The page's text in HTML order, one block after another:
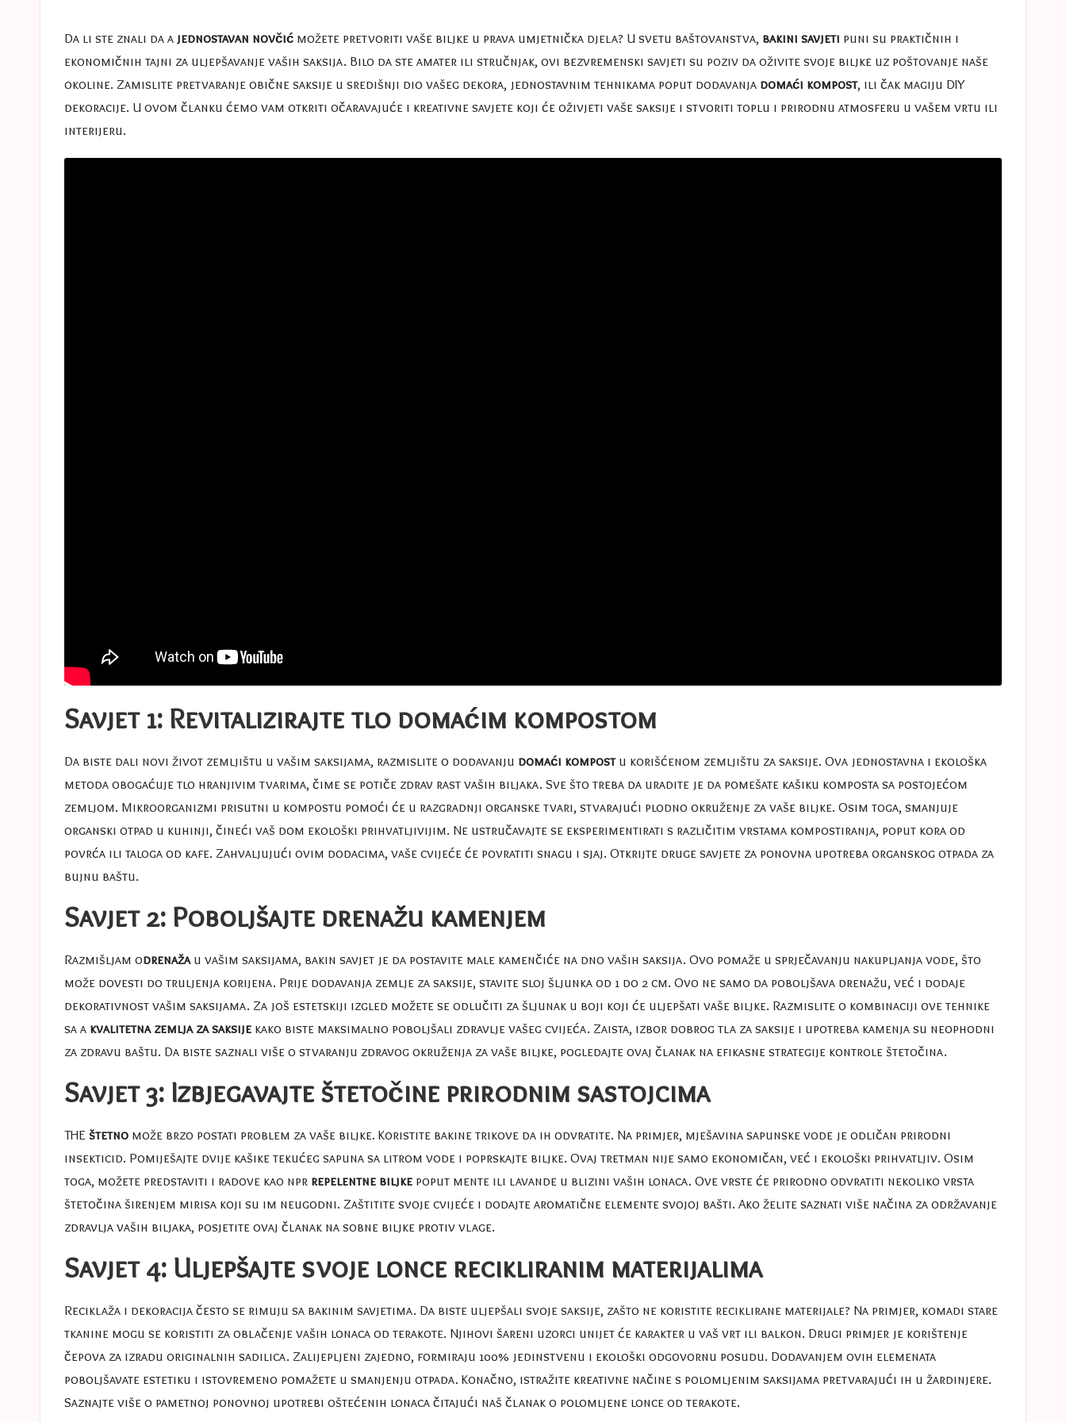
s
a
s
t
Da li ste znali da a jednostavan novčić možete pretvoriti vaše biljke u prava umjetnička djela? U svetu baštovanstva, bakini savjeti puni su praktičnih i
ekonomičnih tajni za uljepšavanje vaših saksija. Bilo da ste amater ili stručnjak, ovi bezvremenski savjeti su poziv da oživite svoje biljke uz poštovanje naše
okoline. Zamislite pretvaranje obične saksije u središnji dio vašeg dekora, jednostavnim tehnikama poput dodavanja domaći kompost, ili čak magiju DIY
dekoracije. U ovom članku ćemo vam otkriti očaravajuće i kreativne savjete koji će oživjeti vaše saksije i stvoriti toplu i prirodnu atmosferu u vašem vrtu ili
interijeru.
Savjet 1: Revitalizirajte tlo domaćim kompostom
Da biste dali novi život zemljištu u vašim saksijama, razmislite o dodavanju domaći kompostu korišćenom zemljištu za saksije. Ova jednostavna i ekološka
metoda obogaćuje tlo hranjivim tvarima, čime se potiče zdrav rast vaših biljaka. Sve što treba da uradite je da pomešate kašiku komposta sa postojećom
zemljom. Mikroorganizmi prisutni u kompostu pomoći će u razgradnji organske tvari, stvarajući plodno okruženje za vaše biljke. Osim toga, smanjuje
organski otpad u kuhinji, čineći vaš dom ekološki prihvatljivijim. Ne ustručavajte se eksperimentirati s različitim vrstama kompostiranja, poput kora od
povrća ili taloga od kafe. Zahvaljujući ovim dodacima, vaše cvijeće će povratiti snagu i sjaj. Otkrijte druge savjete za ponovna upotreba organskog otpada za
bujnu baštu.
Savjet 2: Poboljšajte drenažu kamenjem
Razmišljam odrenažau vašim saksijama, bakin savjet je da postavite male kamenčiće na dno vaših saksija. Ovo pomaže u sprječavanju nakupljanja vode, što
može dovesti do truljenja korijena. Prije dodavanja zemlje za saksije, stavite sloj šljunka od 1 do 2 cm. Ovo ne samo da poboljšava drenažu, već i dodaje
dekorativnost vašim saksijama. Za još estetskiji izgled možete se odlučiti za šljunak u boji koji će uljepšati vaše biljke. Razmislite o kombinaciji ove tehnike
sa a kvalitetna zemlja za saksije kako biste maksimalno poboljšali zdravlje vašeg cvijeća. Zaista, izbor dobrog tla za saksije i upotreba kamenja su neophodni
za zdravu baštu. Da biste saznali više o stvaranju zdravog okruženja za vaše biljke, pogledajte ovaj članak na efikasne strategije kontrole štetočina.
Savjet 3: Izbjegavajte štetočine prirodnim sastojcima
THE štetno može brzo postati problem za vaše biljke. Koristite bakine trikove da ih odvratite. Na primjer, mješavina sapunske vode je odličan prirodni
insekticid. Pomiješajte dvije kašike tekućeg sapuna sa litrom vode i poprskajte biljke. Ovaj tretman nije samo ekonomičan, već i ekološki prihvatljiv. Osim
toga, možete predstaviti i radove kao npr repelentne biljke poput mente ili lavande u blizini vaših lonaca. Ove vrste će prirodno odvratiti nekoliko vrsta
štetočina širenjem mirisa koji su im neugodni. Zaštitite svoje cvijeće i dodajte aromatične elemente svojoj bašti. Ako želite saznati više načina za održavanje
zdravlja vaših biljaka, posjetite ovaj članak na sobne biljke protiv vlage.
Savjet 4: Uljepšajte svoje lonce recikliranim materijalima
Reciklaža i dekoracija često se rimuju sa bakinim savjetima. Da biste uljepšali svoje saksije, zašto ne koristite reciklirane materijale? Na primjer, komadi stare
tkanine mogu se koristiti za oblačenje vaših lonaca od terakote. Njihovi šareni uzorci unijet će karakter u vaš vrt ili balkon. Drugi primjer je korištenje
čepova za izradu originalnih sadilica. Zalijepljeni zajedno, formiraju 100% jedinstvenu i ekološki odgovornu posudu. Dodavanjem ovih elemenata
poboljšavate estetiku i istovremeno pomažete u smanjenju otpada. Konačno, istražite kreativne načine s polomljenim saksijama pretvarajući ih u žardinjere.
Saznajte više o pametnoj ponovnoj upotrebi oštećenih lonaca čitajući naš članak o polomljene lonce od terakote.